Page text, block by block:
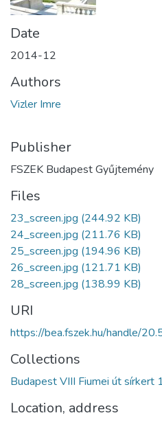
Date
2014-12
Authors
Vizler Imre
Publisher
FSZEK Budapest Gyűjtemény
Files
23_screen.jpg (244.92 KB)
24_screen.jpg (211.76 KB)
25_screen.jpg (194.96 KB)
26_screen.jpg (121.71 KB)
28_screen.jpg (138.99 KB)
URI
https://bea.fszek.hu/handle/
Collections
Budapest VIII Fiumei út sírkert
Location, address